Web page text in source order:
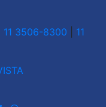
11 3506-8300
11